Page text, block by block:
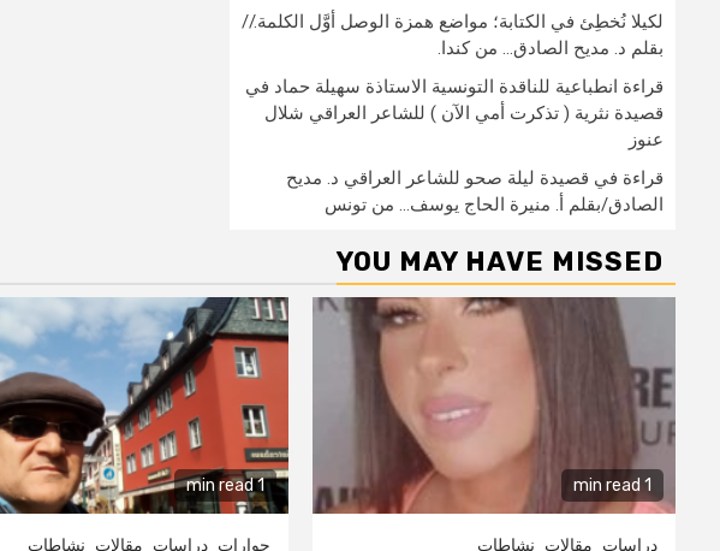
لكيلا نُخطِئ في الكتابة؛ مواضع همزة الوصل أوَّل الكلمة.//
بقلم د. مديح الصادق… من كندا.
قراءة انطباعية للناقدة التونسية الاستاذة سهيلة حماد في
قصيدة نثرية ( تذكرت أمي الآن ) للشاعر العراقي شلال
عنوز
قراءة في قصيدة ليلة صحو للشاعر العراقي د. مديح
الصادق/بقلم أ. منيرة الحاج يوسف… من تونس
YOU MAY HAVE MISSED
1 min read
دراسات مقالات نشاطات
1 min read
حوارات دراسات مقالات نشاطات